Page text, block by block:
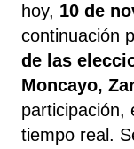
hoy, 10 de
continuación
de las
Moncayo,
participación,
tiempo real.